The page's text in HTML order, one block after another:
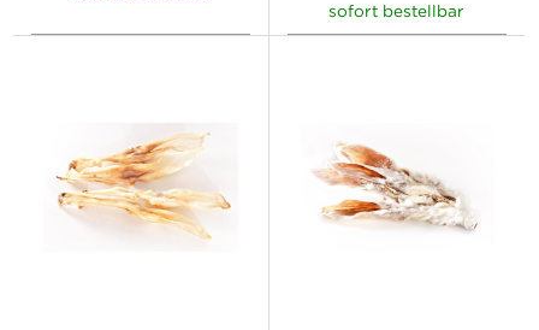
sofort bestellbar